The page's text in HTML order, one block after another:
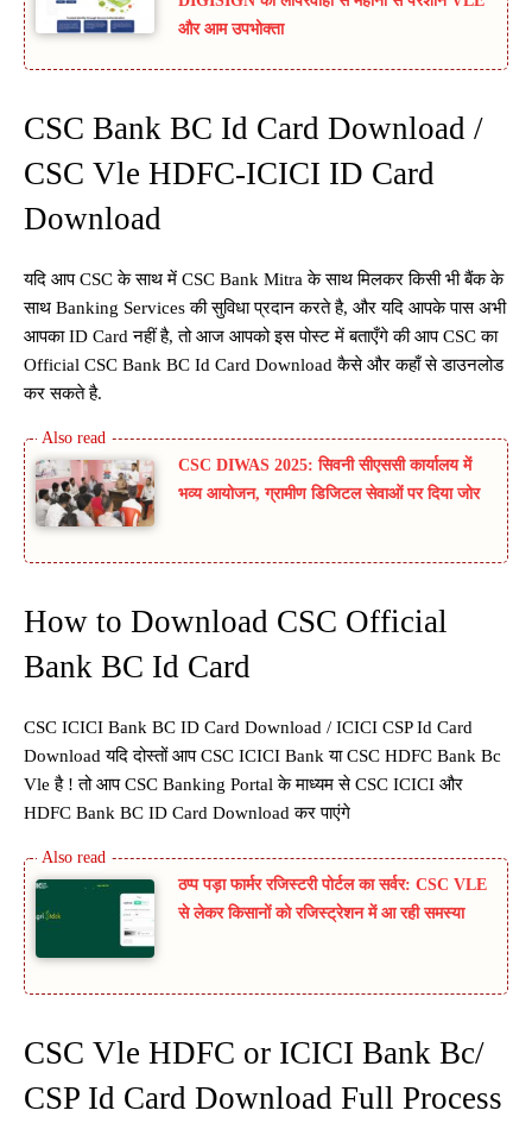
और आम उपभोक्ता
CSC Bank BC Id Card Download /
CSC Vle HDFC-ICICI ID Card
Download
यदि आप CSC के साथ में CSC Bank Mitra के साथ मिलकर किसी भी बैंक के
साथ Banking Services की सुविधा प्रदान करते है, और यदि आपके पास अभी
आपका ID Card नहीं है, तो आज आपको इस पोस्ट में बताएँगे की आप CSC का
Official CSC Bank BC Id Card Download कैसे और कहाँ से डाउनलोड
कर सकते है.
CSC DIWAS 2025: सिवनी सीएससी कार्यालय में
भव्य आयोजन, ग्रामीण डिजिटल सेवाओं पर दिया जोर
How to Download CSC Official
Bank BC Id Card
CSC ICICI Bank BC ID Card Download / ICICI CSP Id Card
Download यदि दोस्तों आप CSC ICICI Bank या CSC HDFC Bank Bc
Vle है ! तो आप CSC Banking Portal के माध्यम से CSC ICICI और
HDFC Bank BC ID Card Download कर पाएंगे
ठप्प पड़ा फार्मर रजिस्टरी पोर्टल का सर्वर: CSC VLE
से लेकर किसानों को रजिस्ट्रेशन में आ रही समस्या
CSC Vle HDFC or ICICI Bank Bc/
CSP Id Card Download Full Process